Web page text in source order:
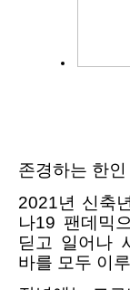
존경하는 한
2021년 신축
나19 팬데믹
딛고 일어나
바를 모두 이